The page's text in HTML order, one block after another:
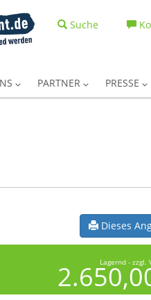
Suche
PARTNER PRESSE
Dieses
Lagernd - zzgl.